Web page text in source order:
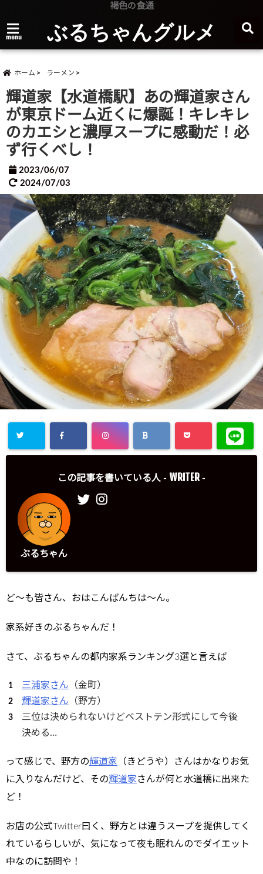
褐色の食通
menu ぶるちゃんグルメ
ホーム ラーメン
輝道家【水道橋駅】あの輝道家さん
が東京ドーム近くに爆誕！キレキレ
のカエシと濃厚スープに感動だ！必
ず行くべし！
2023/06/07
2024/07/03
この記事を書いている人 - WRITER -
ぶるちゃん
ど～も皆さん、おはこんばんちは～ん。
家系好きのぶるちゃんだ！
さて、ぶるちゃんの都内家系ランキング3選と言えば
三浦家さん （金町）
輝道家さん （野方）
三位は決められないけどベストテン形式にして今後
決める…
って感じで、野方の輝道家 （きどうや）さんはかなりお気
に入りなんだけど、その輝道家さんが何と水道橋に出来た
ど！
お店の公式Twitter曰く、野方とは違うスープを提供してく
れているらしいが、気になって夜も眠れんのでダイエット
中なのに訪問や！